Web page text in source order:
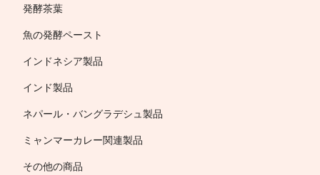
発酵茶葉
魚の発酵ペースト
インドネシア製品
インド製品
ネパール・バングラデシュ製品
ミャンマーカレー関連製品
その他の商品